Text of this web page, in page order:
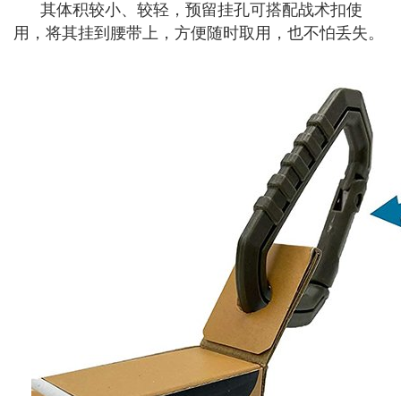
其体积较小、较轻，预留挂孔可搭配战术扣使
用，将其挂到腰带上，方便随时取用，也不怕丢失。